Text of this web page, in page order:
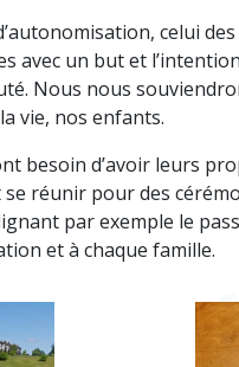
celui
avec un but et
Nous nous
vie, nos enfants.
besoin d’avoir leurs
réunir pour des
par exemple le
et à chaque famille.